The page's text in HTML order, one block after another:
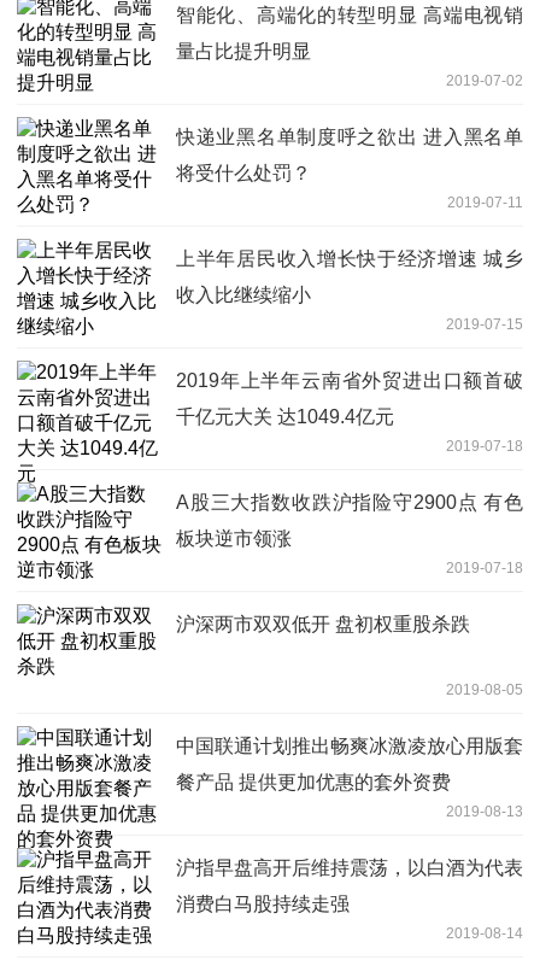
智能化、高端化的转型明显 高端电视销
量占比提升明显
2019-07-02
快递业黑名单制度呼之欲出 进入黑名单
将受什么处罚？
2019-07-11
上半年居民收入增长快于经济增速 城乡
收入比继续缩小
2019-07-15
2019年上半年云南省外贸进出口额首破
千亿元大关 达1049.4亿元
2019-07-18
A股三大指数收跌沪指险守2900点 有色
板块逆市领涨
2019-07-18
沪深两市双双低开 盘初权重股杀跌
2019-08-05
中国联通计划推出畅爽冰激凌放心用版套
餐产品 提供更加优惠的套外资费
2019-08-13
沪指早盘高开后维持震荡，以白酒为代表
消费白马股持续走强
2019-08-14